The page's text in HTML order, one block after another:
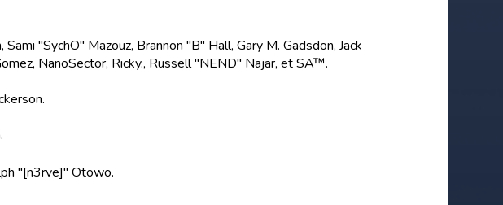
"SychO" Mazouz, Brannon "B" Hall, Gary M. Gadsdon, Jack
NanoSector, Ricky., Russell "NEND" Najar, et SA™.
"[n3rve]" Otowo.